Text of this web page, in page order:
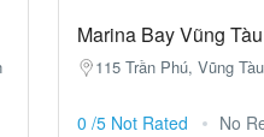
Marina Bay Vũng
115 Trần Phú, Vũng Tàu
0 /5 Not Rated
No